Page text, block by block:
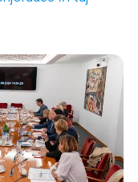
ureja 24. člen
invalidov,
ureja na novo.
razpisa, a iz
programov in
usposobljeni za
programov
invalidov v družbi.